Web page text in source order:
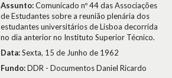
Assunto:Comunicado nº 44 das Associações
de Estudantes sobre a reunião plenária dos
estudantes universitários de Lisboa decorrida
no dia anterior no Instituto Superior Técnico.
Data:Sexta, 15 de Junho de 1962
Fundo:DDR - Documentos Daniel Ricardo